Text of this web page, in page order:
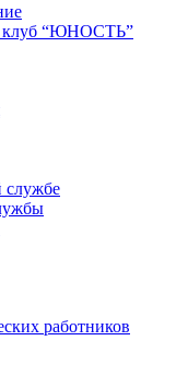
клуб “ЮНОСТЬ”
службе
работников